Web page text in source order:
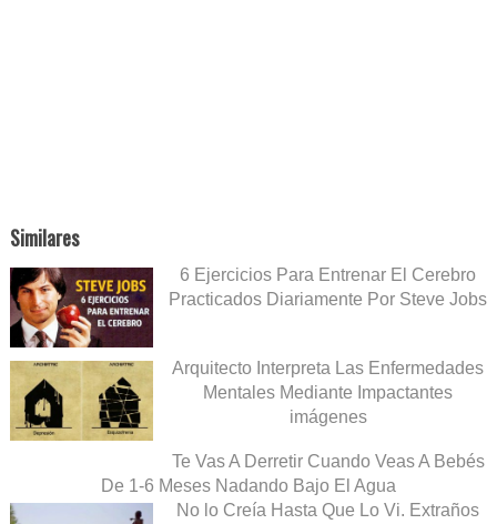
Similares
6 Ejercicios Para Entrenar El Cerebro
Practicados Diariamente Por Steve Jobs
Arquitecto Interpreta Las Enfermedades
Mentales Mediante Impactantes
imágenes
Te Vas A Derretir Cuando Veas A Bebés
De 1-6 Meses Nadando Bajo El Agua
No lo Creía Hasta Que Lo Vi. Extraños